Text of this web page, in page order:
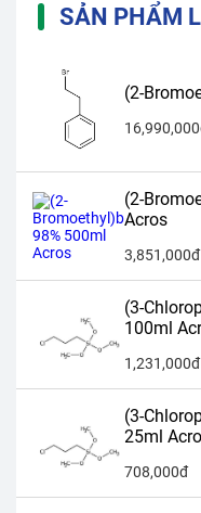
SẢN PHẨM
(2-
(2-
Acros
3,851,000đ
(3-
100ml
1,231,000đ
(3-
25ml
708,000đ